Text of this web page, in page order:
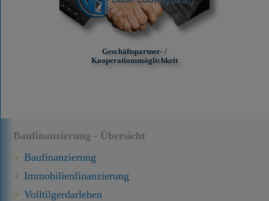
Baufinanzierung - Übersicht
Baufinanzierung
Immobilien­finanzierung
Volltilgerdarlehen
Geschäftspartner- /
Kooperationsmöglichkeit